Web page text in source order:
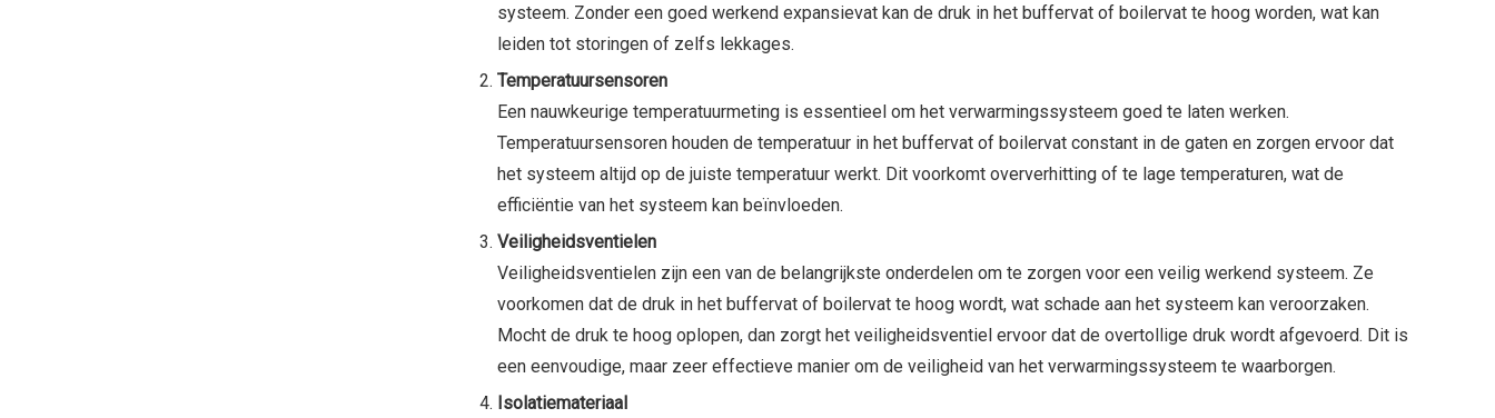
systeem. Zonder een goed werkend expansievat kan de druk in het buffervat of boilervat te hoog worden, wat kan
leiden tot storingen of zelfs lekkages.
Temperatuursensoren
Een nauwkeurige temperatuurmeting is essentieel om het verwarmingssysteem goed te laten werken.
Temperatuursensoren houden de temperatuur in het buffervat of boilervat constant in de gaten en zorgen ervoor dat
het systeem altijd op de juiste temperatuur werkt. Dit voorkomt oververhitting of te lage temperaturen, wat de
efficiëntie van het systeem kan beïnvloeden.
Veiligheidsventielen
Veiligheidsventielen zijn een van de belangrijkste onderdelen om te zorgen voor een veilig werkend systeem. Ze
voorkomen dat de druk in het buffervat of boilervat te hoog wordt, wat schade aan het systeem kan veroorzaken.
Mocht de druk te hoog oplopen, dan zorgt het veiligheidsventiel ervoor dat de overtollige druk wordt afgevoerd. Dit is
een eenvoudige, maar zeer effectieve manier om de veiligheid van het verwarmingssysteem te waarborgen.
Isolatiemateriaal